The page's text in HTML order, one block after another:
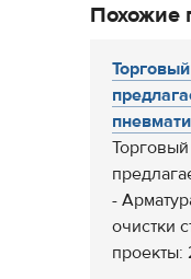
Похожие
-
очистки
проекты: